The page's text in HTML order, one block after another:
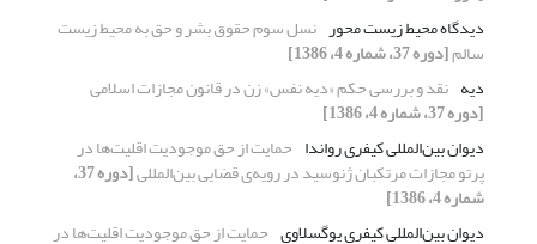
دیدگاه محیط زیست محور نسل سوم حقوق بشر و حق به محیط زیست
سالم[دوره 37، شماره 4، 1386]
دیه نقد و بررسی حکم «دیه نفس» زن در قانون مجازات اسلامی
[دوره 37، شماره 4، 1386]
دیوان بین‌المللی کیفری رواندا حمایت از حق موجودیت اقلیت‌ها در
پرتو مجازات مرتکبان ژنوسید در رویه‌ی قضایی بین‌المللی [دوره 37،
شماره 4، 1386]
دیوان بین‌المللی کیفری یوگسلاوی حمایت از حق موجودیت اقلیت‌ها در